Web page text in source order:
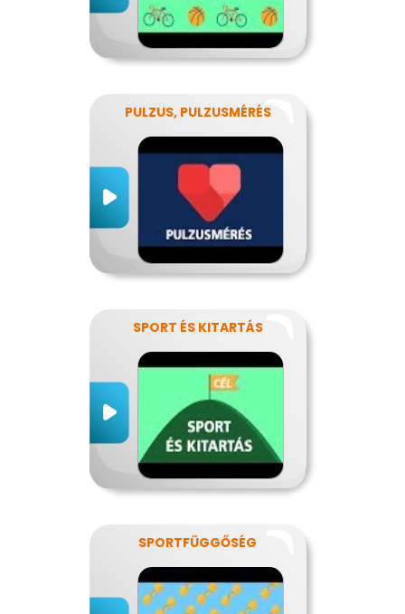
PULZUS, PULZUSMÉRÉS
SPORT ÉS KITARTÁS
SPORTFÜGGŐSÉG